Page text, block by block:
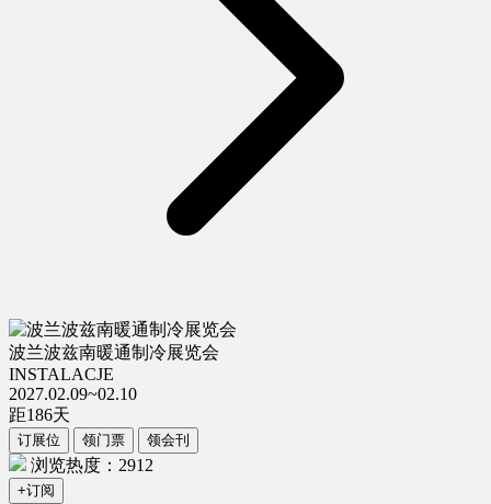
波兰波兹南暖通制冷展览会
INSTALACJE
2027.02.09~02.10
距186天
订展位 领门票 领会刊
浏览热度：2912
+订阅